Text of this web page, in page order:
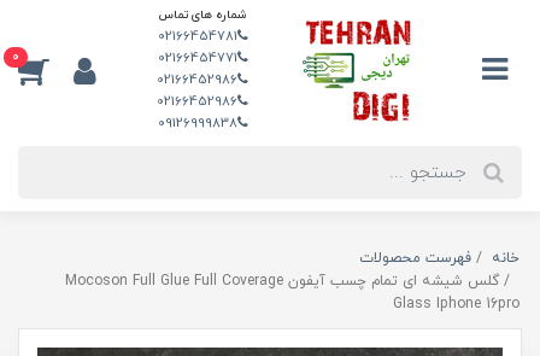
شماره های تماس
02166454781
02166454771
02166452986
02166452986
09126999838
0
خانه
فهرست محصولات
گلس شیشه ای تمام چسب آیفون Mocoson Full Glue Full Coverage
Glass Iphone 16pro